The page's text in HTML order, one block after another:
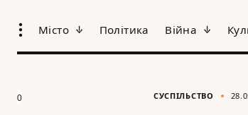
Місто Політика Війна
СУСПІЛЬСТВО
0